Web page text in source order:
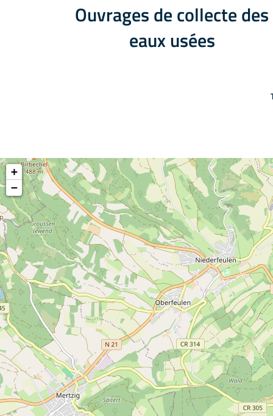
Ouvrages de collecte des
eaux usées
+
−